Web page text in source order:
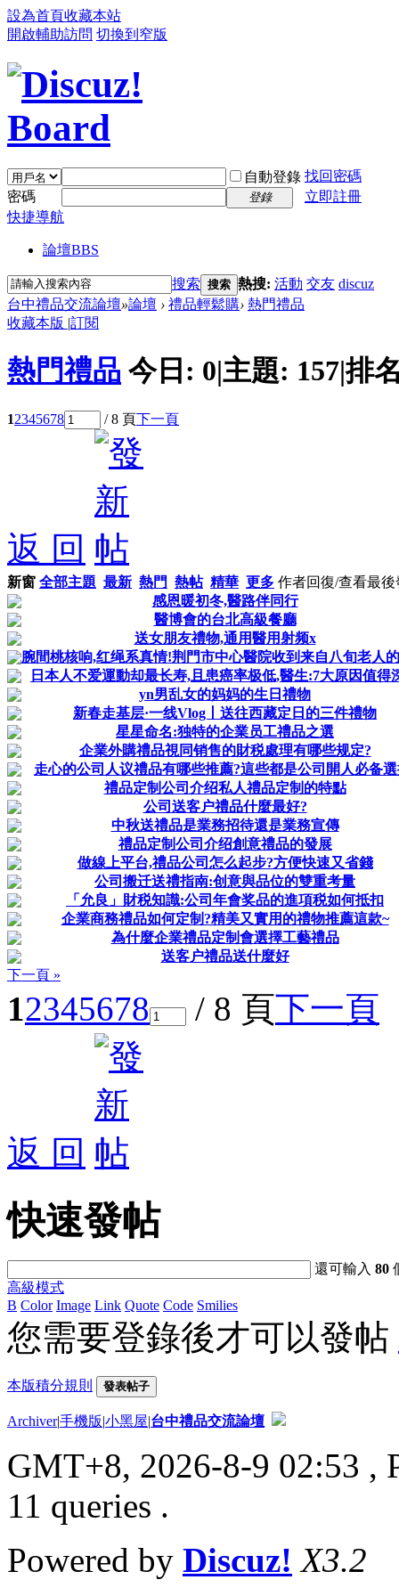
設為首頁收藏本站
開啟輔助訪問 切換到窄版
自動登錄 找回密碼
密碼
登錄
立即註冊
快捷導航
論壇BBS
搜索 搜索 熱搜: 活動 交友 discuz
台中禮品交流論壇»論壇 › 禮品輕鬆購› 熱門禮品
收藏本版 |訂閱
熱門禮品 今日: 0|主題: 157|排
12345678 / 8 頁下一頁
返 回
新窗 全部主題 最新 熱門 熱帖 精華 更多 作者回復/查看最後
感恩暖初冬,醫路伴同行
醫博會的台北高級餐廳
送女朋友禮物,通用醫用射频x
腕間桃核响,红绳系真情!荆門市中心醫院收到来自八旬老人
日本人不爱運動却最长寿,且患癌率极低,醫生:7大原因值得
yn男乱女的妈妈的生日禮物
新春走基层·一线Vlog丨送往西藏定日的三件禮物
星星命名:独特的企業员工禮品之選
企業外購禮品視同销售的財税處理有哪些规定?
走心的公司人议禮品有哪些推薦?這些都是公司開人必备
禮品定制公司介绍私人禮品定制的特點
公司送客户禮品什麼最好?
中秋送禮品是業務招待還是業務宣傳
禮品定制公司介绍創意禮品的發展
做線上平台,禮品公司怎么起步?方便快速又省錢
公司搬迁送禮指南:创意與品位的雙重考量
「允良」財税知識:公司年會奖品的進項税如何抵扣
企業商務禮品如何定制?精美又實用的禮物推薦這款~
為什麼企業禮品定制會選擇工藝禮品
送客户禮品送什麼好
下一頁 »
12345678 / 8 頁下一頁
返 回
快速發帖
還可輸入80
高級模式
B Color Image Link Quote Code Smilies
您需要登錄後才可以發帖
本版積分規則 發表帖子
Archiver|手機版|小黑屋|台中禮品交流論壇
GMT+8, 2026-8-9 02:53 ,
11 queries .
Powered by Discuz! X3.2